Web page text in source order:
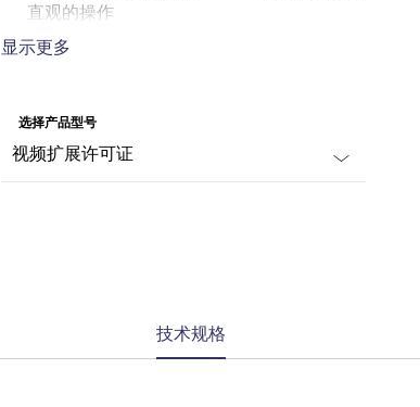
直观的操作
人体工学中央控制台可指导操作人员和为其
显示更多
选择产品型号
current
tab:
技术规格